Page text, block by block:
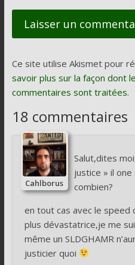
Ce site utilise Akismet pour
savoir plus sur la façon dont
commentaires sont traitées.
18 commentaires
Cahlborus
Salut,dites
justice » il one
combien?
en tout cas avec le speed
plus dévastatrice,je me
même un SLDGHAMR
justicier quoi